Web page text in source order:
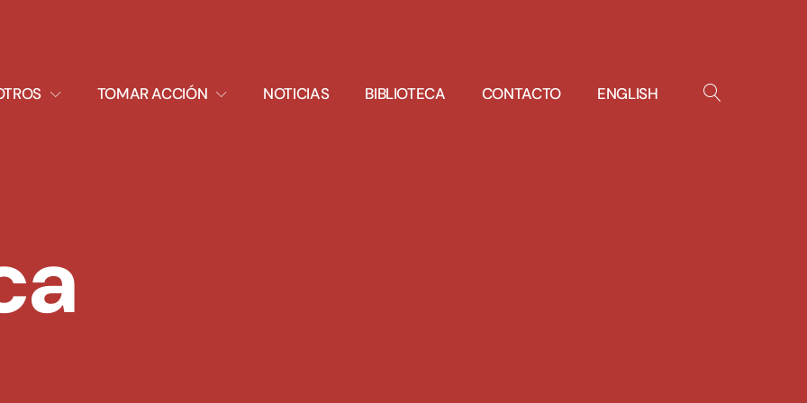
TOMAR ACCIÓN
EXPAND
DROPDOWN
NOTICIAS BIBLIOTECA CONTACTO ENGLISH